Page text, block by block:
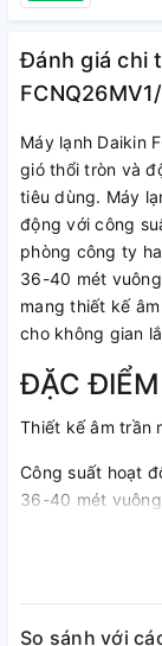
Đánh giá chi
Máy lạnh Daikin
gió thổi tròn và
tiêu dùng. Máy
động với công
phòng công ty
36-40 mét
mang thiết kế
cho không gian
ĐẶC
Thiết kế âm trần
Công suất hoạt
36-40 mét
Vận hành êm ái
Cách tản nhiệt
Sử dụng gas R-
So sánh với